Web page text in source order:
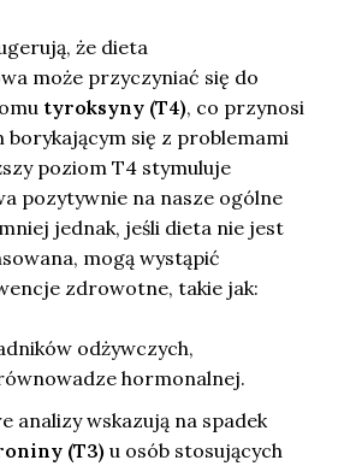
że dieta
może przyczyniać się do
tyroksyny (T4), co przynosi
się z problemami
poziom T4 stymuluje
pozytywnie na nasze ogólne
jednak, jeśli dieta nie jest
mogą wystąpić
zdrowotne, takie jak:
odżywczych,
hormonalnej.
analizy wskazują na spadek
(T3) u osób stosujących